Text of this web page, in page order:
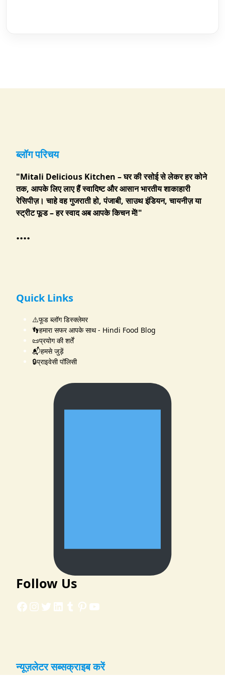
ब्लॉग परिचय
"Mitali Delicious Kitchen – घर की रसोई से लेकर हर कोने
तक, आपके लिए लाए हैं स्वादिष्ट और आसान भारतीय शाकाहारी
रेसिपीज़। चाहे वह गुजराती हो, पंजाबी, साउथ इंडियन, चायनीज़ या
स्ट्रीट फूड – हर स्वाद अब आपके किचन में!"
....
Quick Links
⚠️फूड ब्लॉग डिस्क्लेमर
👣हमारा सफर आपके साथ - Hindi Food Blog
📜प्रयोग की शर्तें
📬हमसे जुड़ें
🔒प्राइवेसी पॉलिसी
Follow Us
Facebook
Instagram
Twitter
LinkedIn
Tumblr
Pinterest
YouTube
न्यूज़लेटर सब्सक्राइब करें